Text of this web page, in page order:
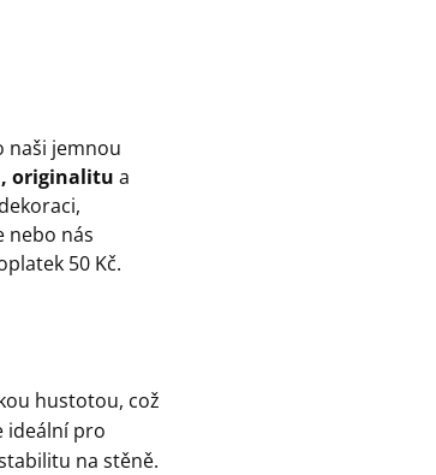
naši jemnou
originalitu a
nebo nás
50 Kč.
hustotou, což
ideální pro
na stěně.